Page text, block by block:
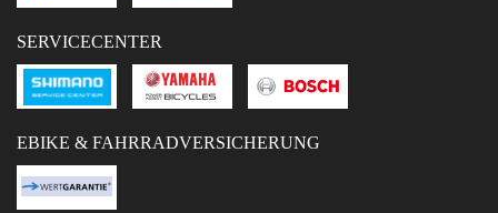
SERVICECENTER
EBIKE & FAHRRADVERSICHERUNG